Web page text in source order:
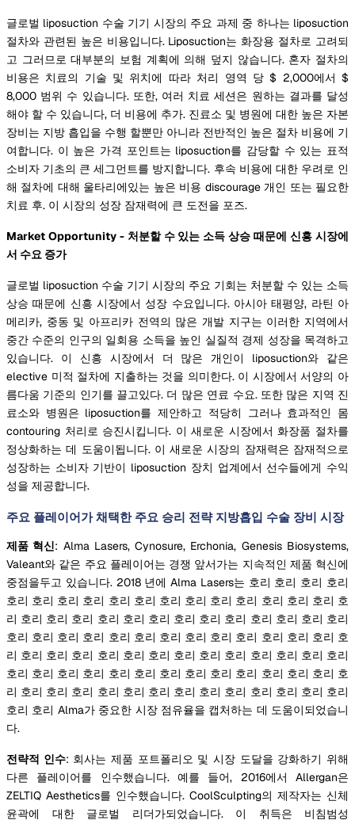
글로벌 liposuction 수술 기기 시장의 주요 과제 중 하나는 liposuction
절차와 관련된 높은 비용입니다. Liposuction는 화장용 절차로 고려되
고 그러므로 대부분의 보험 계획에 의해 덮지 않습니다. 혼자 절차의
비용은 치료의 기술 및 위치에 따라 처리 영역 당 $ 2,000에서 $
8,000 범위 수 있습니다. 또한, 여러 치료 세션은 원하는 결과를 달성
해야 할 수 있습니다, 더 비용에 추가. 진료소 및 병원에 대한 높은 자본
장비는 지방 흡입을 수행 할뿐만 아니라 전반적인 높은 절차 비용에 기
여합니다. 이 높은 가격 포인트는 liposuction를 감당할 수 있는 표적
소비자 기초의 큰 세그먼트를 방지합니다. 후속 비용에 대한 우려로 인
해 절차에 대해 울타리에있는 높은 비용 discourage 개인 또는 필요한
치료 후. 이 시장의 성장 잠재력에 큰 도전을 포즈.
Market Opportunity - 처분할 수 있는 소득 상승 때문에 신흥 시장에
서 수요 증가
글로벌 liposuction 수술 기기 시장의 주요 기회는 처분할 수 있는 소득
상승 때문에 신흥 시장에서 성장 수요입니다. 아시아 태평양, 라틴 아
메리카, 중동 및 아프리카 전역의 많은 개발 지구는 이러한 지역에서
중간 수준의 인구의 일회용 소득을 높인 실질적 경제 성장을 목격하고
있습니다. 이 신흥 시장에서 더 많은 개인이 liposuction와 같은
elective 미적 절차에 지출하는 것을 의미한다. 이 시장에서 서양의 아
름다움 기준의 인기를 끌고있다. 더 많은 연료 수요. 또한 많은 지역 진
료소와 병원은 liposuction를 제안하고 적당히 그러나 효과적인 몸
contouring 처리로 승진시킵니다. 이 새로운 시장에서 화장품 절차를
정상화하는 데 도움이됩니다. 이 새로운 시장의 잠재력은 잠재적으로
성장하는 소비자 기반이 liposuction 장치 업계에서 선수들에게 수익
성을 제공합니다.
주요 플레이어가 채택한 주요 승리 전략 지방흡입 수술 장비 시장
제품 혁신: Alma Lasers, Cynosure, Erchonia, Genesis Biosystems,
Valeant와 같은 주요 플레이어는 경쟁 앞서가는 지속적인 제품 혁신에
중점을두고 있습니다. 2018 년에 Alma Lasers는 호리 호리 호리 호리
호리 호리 호리 호리 호리 호리 호리 호리 호리 호리 호리 호리 호리 호
리 호리 호리 호리 호리 호리 호리 호리 호리 호리 호리 호리 호리 호리
호리 호리 호리 호리 호리 호리 호리 호리 호리 호리 호리 호리 호리 호
리 호리 호리 호리 호리 호리 호리 호리 호리 호리 호리 호리 호리 호리
호리 호리 호리 호리 호리 호리 호리 호리 호리 호리 호리 호리 호리 호
리 호리 호리 호리 호리 호리 호리 호리 호리 호리 호리 호리 호리 호리
호리 호리 Alma가 중요한 시장 점유율을 캡처하는 데 도움이되었습니
다.
전략적 인수: 회사는 제품 포트폴리오 및 시장 도달을 강화하기 위해
다른 플레이어를 인수했습니다. 예를 들어, 2016에서 Allergan은
ZELTIQ Aesthetics를 인수했습니다. CoolSculpting의 제작자는 신체
윤곽에 대한 글로벌 리더가되었습니다. 이 취득은 비침범성